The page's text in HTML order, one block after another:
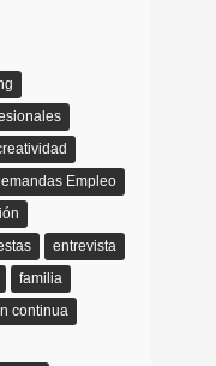
Empleo
entrevista
familia
continua